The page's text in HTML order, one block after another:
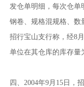
发仓单明细，每次仓
钢卷、规格混规格、数
招行宝山支行称，经8
单位在其仓库的库存量
四、2004年9月15日，